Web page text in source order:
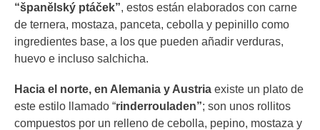
“španělský ptáček”, estos están elaborados con carne
de ternera, mostaza, panceta, cebolla y pepinillo como
ingredientes base, a los que pueden añadir verduras,
huevo e incluso salchicha.
Hacia el norte, en Alemania y Austria existe un plato de
este estilo llamado “rinderrouladen”; son unos rollitos
compuestos por un relleno de cebolla, pepino, mostaza y